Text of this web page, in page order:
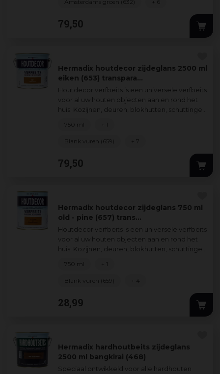
79,50
Amsterdams groen (632) + 6
Hermadix houtdecor zijdeglans 2500 ml
eiken (653) transpara…
Houtdecor verfbeits is een universele verfbeits
voor al uw houten objecten aan en rond het
huis. Kozijnen, deuren, blokhutten, schuttingen
79,50
750 ml + 1
Blank vuren (659) + 7
Hermadix houtdecor zijdeglans 750 ml
old - pine (657) trans…
Houtdecor verfbeits is een universele verfbeits
voor al uw houten objecten aan en rond het
huis. Kozijnen, deuren, blokhutten, schuttingen
28,99
750 ml + 1
Blank vuren (659) + 4
Hermadix hardhoutbeits zijdeglans
2500 ml bangkirai (468)
Speciaal ontwikkeld voor alle hardhouten